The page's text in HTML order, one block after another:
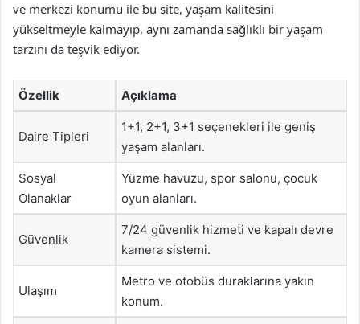
ve merkezi konumu ile bu site, yaşam kalitesini
yükseltmeyle kalmayıp, aynı zamanda sağlıklı bir yaşam
tarzını da teşvik ediyor.
Özellik Açıklama
Daire Tipleri
1+1, 2+1, 3+1 seçenekleri ile geniş
yaşam alanları.
Sosyal
Olanaklar
Yüzme havuzu, spor salonu, çocuk
oyun alanları.
Güvenlik
7/24 güvenlik hizmeti ve kapalı devre
kamera sistemi.
Ulaşım
Metro ve otobüs duraklarına yakın
konum.